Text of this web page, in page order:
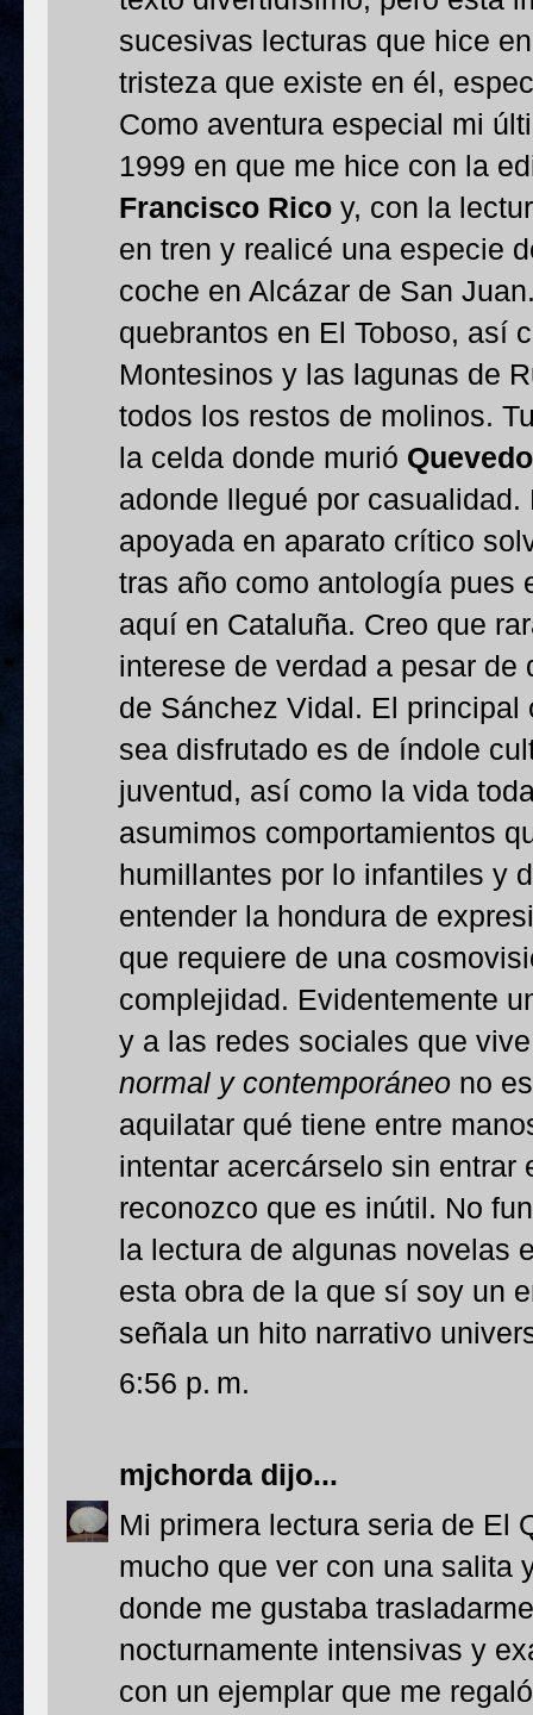
sucesivas lecturas que hice
tristeza que existe en él,
Como aventura especial mi
1999 en que me hice con la
Francisco Rico y, con la
en tren y realicé una especie
coche en Alcázar de San
quebrantos en El Toboso, así
Montesinos y las lagunas de
todos los restos de molinos.
la celda donde murió Quevedo
adonde llegué por
apoyada en aparato crítico
tras año como antología pues
aquí en Cataluña. Creo que
interese de verdad a pesar
de Sánchez Vidal. El
sea disfrutado es de índole
juventud, así como la vida
asumimos comportamientos
humillantes por lo infantiles y
entender la hondura de
que requiere de una
complejidad. Evidentemente
y a las redes sociales que
normal y contemporáneo no
aquilatar qué tiene entre
intentar acercárselo sin entrar
reconozco que es inútil. No
la lectura de algunas novelas
esta obra de la que sí soy un
señala un hito narrativo
6:56 p. m.
mjchorda dijo...
Mi primera lectura seria de El
mucho que ver con una salita
donde me gustaba
nocturnamente intensivas y
con un ejemplar que me